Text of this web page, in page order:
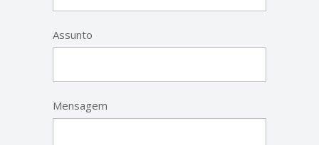
Assunto
Mensagem